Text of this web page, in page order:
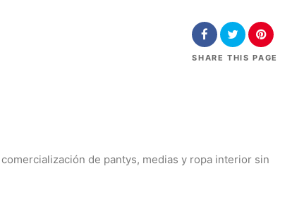
SHARE THIS PAGE
de pantys, medias y ropa interior sin